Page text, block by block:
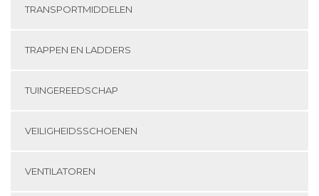
TRANSPORTMIDDELEN
TRAPPEN EN LADDERS
TUINGEREEDSCHAP
VEILIGHEIDSSCHOENEN
VENTILATOREN